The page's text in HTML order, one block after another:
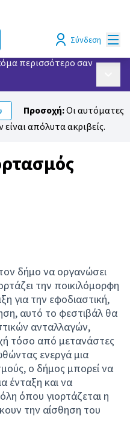
Επιλογή γλώσσας Σύνδεση
περισσότερο σαν
Προσοχή:Οι αυτόματες
απόλυτα ακριβείς.
δήμο να οργανώσει
την ποικιλόμορφη
για την εφοδιαστική,
αυτό το φεστιβάλ θα
ανταλλαγών,
τόσο από μετανάστες
ενεργά μια
ο δήμος μπορεί να
ένταξη και να
όπου γιορτάζεται η
την αίσθηση του